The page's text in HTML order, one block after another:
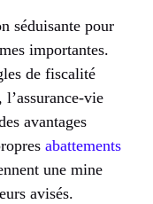
séduisante pour
importantes.
de fiscalité
vie
avantages
abattements
une mine
avisés.